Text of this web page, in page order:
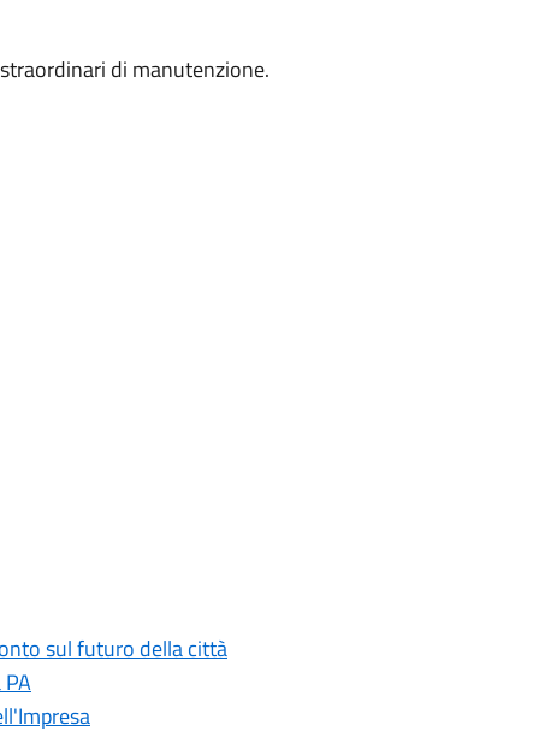
di manutenzione.
sul futuro della città